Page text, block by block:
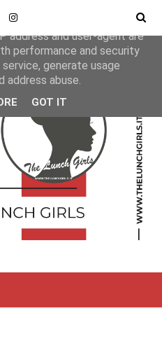
Google to deliver its services
address and user-agent are
performance and security
generate usage
abuse.
GOT IT